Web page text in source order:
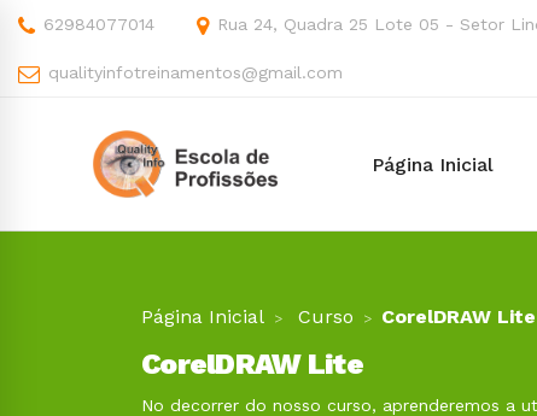
62984077014 Rua 24, Quadra 25 Lote 05 - Setor
qualityinfotreinamentos@gmail.com
Página Inicial
Página Inicial Curso CorelDRAW Lite
CorelDRAW Lite
No decorrer do nosso curso, aprenderemos a